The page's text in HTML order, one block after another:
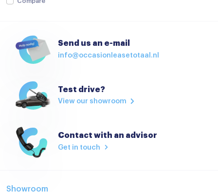
Regensensor
Sportstuur
Stoelverwarming
Stuur verstelbaar
Stuurwiel verwarmd
Virtual cockpit
Send us an e-mail
info@occasionleasetotaal.nl
Test drive?
View our showroom
Contact with an advisor
Get in touch
Showroom